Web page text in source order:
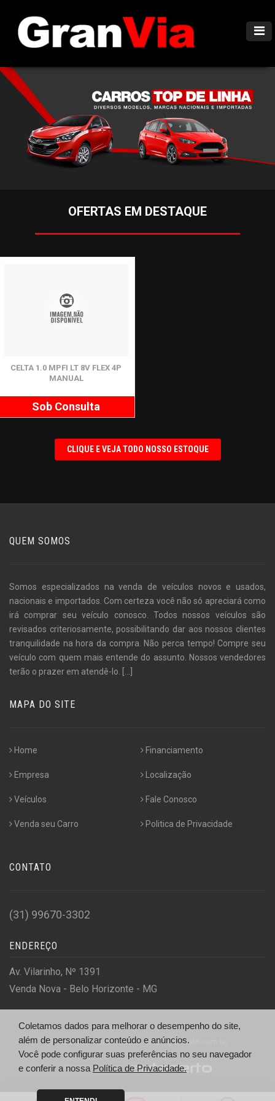
OFERTAS EM DESTAQUE
CELTA 1.0 MPFI LT 8V FLEX 4P
MANUAL
Sob Consulta
CLIQUE E VEJA TODO NOSSO ESTOQUE
QUEM SOMOS
Somos especializados na venda de veículos novos e usados,
nacionais e importados. Com certeza você não só apreciará como
irá comprar seu veículo conosco. Todos nossos veículos são
revisados criteriosamente, possibilitando dar aos nossos clientes
tranquilidade na hora da compra. Não perca tempo! Compre seu
veículo com quem mais entende do assunto. Nossos vendedores
terão o prazer em atendê-lo. [...]
MAPA DO SITE
Home
Empresa
Veículos
Venda seu Carro
Financiamento
Localização
Fale Conosco
Politica de Privacidade
CONTATO
(31) 99670-3302
ENDEREÇO
Av. Vilarinho, Nº 1391
Venda Nova - Belo Horizonte - MG
© ConectCar Auto Repasse - http://granviabh.com.br/
Desenvolvido por
Coletamos dados para melhorar o desempenho do site,
além de personalizar conteúdo e anúncios.
Você pode configurar suas preferências no seu navegador
e conferir a nossa Política de Privacidade.